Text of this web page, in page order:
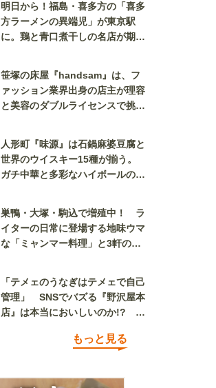
明日から！福島・喜多方の「喜多
方ラーメンの異端児」が東京駅
に。鶏と青口煮干しの名店が期間
笹塚の床屋『handsam』は、フ
ァッション業界出身の店主が理容
と美容のダブルライセンスで挑む
人形町『味源』は石鍋麻婆豆腐と
世界のウイスキー15種が揃う。
ガチ中華と多彩なハイボールの組
巣鴨・大塚・駒込で増殖中！ ラ
イターの日常に登場する地味ウマ
な「ミャンマー料理」と3軒のニ
「テメェのうなぎはテメェで自己
管理」 SNSでバズる『野沢屋本
店』は本当においしいのか!? い
もっと見る